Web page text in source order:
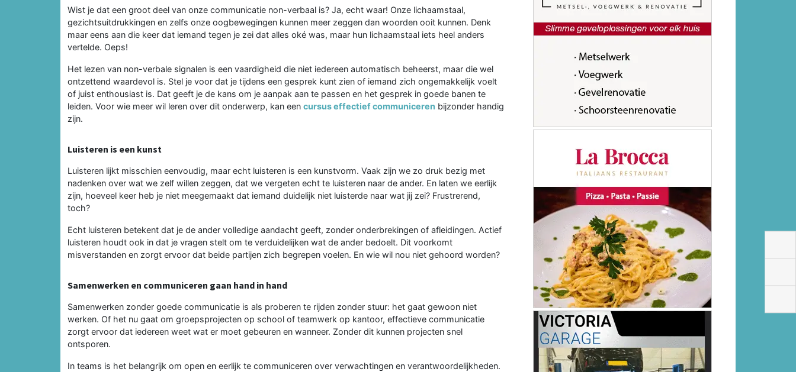
Wist je dat een groot deel van onze communicatie non-verbaal is? Ja, echt waar! Onze lichaamstaal,
gezichtsuitdrukkingen en zelfs onze oogbewegingen kunnen meer zeggen dan woorden ooit kunnen. Denk
maar eens aan die keer dat iemand tegen je zei dat alles oké was, maar hun lichaamstaal iets heel anders
vertelde. Oeps!
Het lezen van non-verbale signalen is een vaardigheid die niet iedereen automatisch beheerst, maar die wel
ontzettend waardevol is. Stel je voor dat je tijdens een gesprek kunt zien of iemand zich ongemakkelijk voelt
of juist enthousiast is. Dat geeft je de kans om je aanpak aan te passen en het gesprek in goede banen te
leiden. Voor wie meer wil leren over dit onderwerp, kan een cursus effectief communiceren bijzonder handig
zijn.
Luisteren is een kunst
Luisteren lijkt misschien eenvoudig, maar echt luisteren is een kunstvorm. Vaak zijn we zo druk bezig met
nadenken over wat we zelf willen zeggen, dat we vergeten echt te luisteren naar de ander. En laten we eerlijk
zijn, hoeveel keer heb je niet meegemaakt dat iemand duidelijk niet luisterde naar wat jij zei? Frustrerend,
toch?
Echt luisteren betekent dat je de ander volledige aandacht geeft, zonder onderbrekingen of afleidingen. Actief
luisteren houdt ook in dat je vragen stelt om te verduidelijken wat de ander bedoelt. Dit voorkomt
misverstanden en zorgt ervoor dat beide partijen zich begrepen voelen. En wie wil nou niet gehoord worden?
Samenwerken en communiceren gaan hand in hand
Samenwerken zonder goede communicatie is als proberen te rijden zonder stuur: het gaat gewoon niet
werken. Of het nu gaat om groepsprojecten op school of teamwerk op kantoor, effectieve communicatie
zorgt ervoor dat iedereen weet wat er moet gebeuren en wanneer. Zonder dit kunnen projecten snel
ontsporen.
In teams is het belangrijk om open en eerlijk te communiceren over verwachtingen en verantwoordelijkheden.